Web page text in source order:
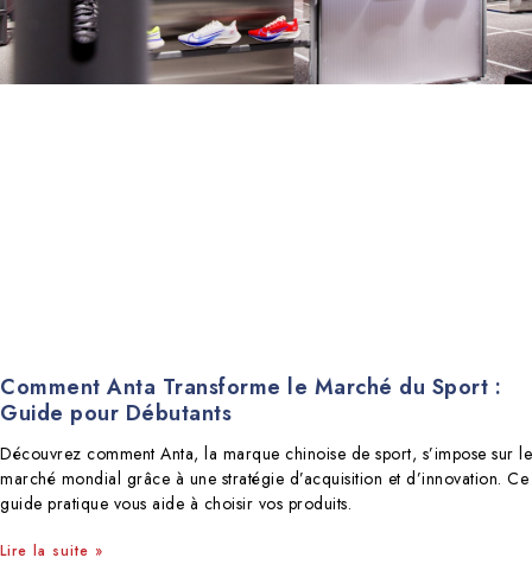
Comment Anta Transforme le Marché du Sport :
Guide pour Débutants
Découvrez comment Anta, la marque chinoise de sport, s’impose sur le
marché mondial grâce à une stratégie d’acquisition et d’innovation. Ce
guide pratique vous aide à choisir vos produits.
Lire la suite »